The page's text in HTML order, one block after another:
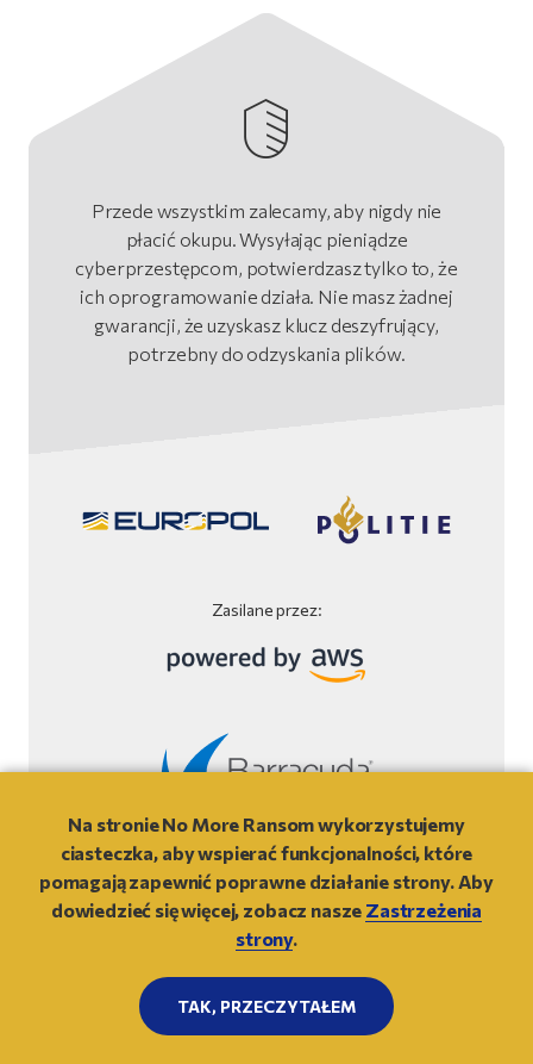
MORERANSOM
Przede wszystkim zalecamy, aby nigdy nie
płacić okupu. Wysyłając pieniądze
cyberprzestępcom, potwierdzasz tylko to, że
ich oprogramowanie działa. Nie masz żadnej
gwarancji, że uzyskasz klucz deszyfrujący,
potrzebny do odzyskania plików.
Zasilane przez:
Wyłączenie odpowiedzialności
© 2021- NO MORE RANSOM
DO GÓRY
Na stronie No More Ransom wykorzystujemy
ciasteczka, aby wspierać funkcjonalności, które
pomagają zapewnić poprawne działanie strony. Aby
dowiedzieć się więcej, zobacz nasze Zastrzeżenia
strony.
TAK, PRZECZYTAŁEM